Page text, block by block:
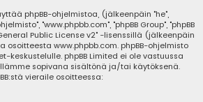
phpBB-ohjelmistoa, (jälkeenpäin "he",
"www.phpbb.com", "phpBB Group", "phpBB
Public License v2" -lisenssillä (jälkeenpäin
osoitteesta www.phpbb.com. phpBB-ohjelmisto
keskustelulle. phpBB Limited ei ole vastuussa
sopivana sisältönä ja/tai käytöksenä.
vieraile osoitteessa: